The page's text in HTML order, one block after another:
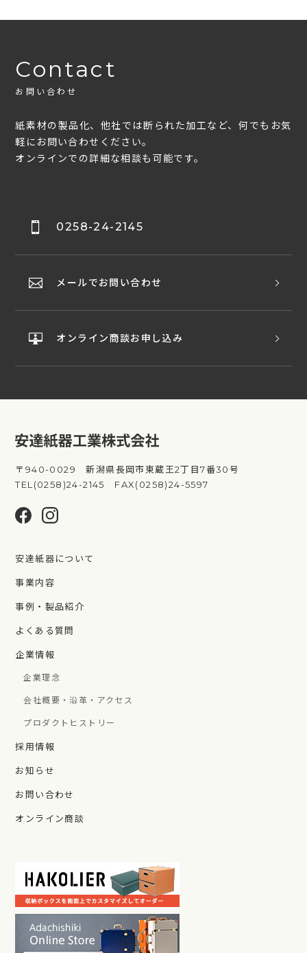
Contact
お問い合わせ
紙素材の製品化、他社では断られた加工など、何でもお気
軽にお問い合わせください。
オンラインでの詳細な相談も可能です。
0258-24-2145
メールでお問い合わせ
オンライン商談お申し込み
〒940-0029 新潟県長岡市東蔵王2丁目7番30号
TEL(0258)24-2145 FAX(0258)24-5597
安達紙器について
事業内容
事例・製品紹介
よくある質問
企業情報
企業理念
会社概要・沿革・アクセス
プロダクトヒストリー
採用情報
お知らせ
お問い合わせ
オンライン商談